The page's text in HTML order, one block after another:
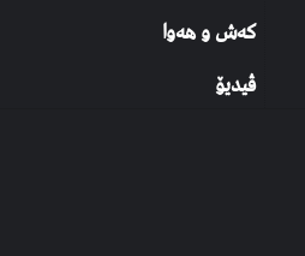
کەش و هەوا
ڤیدیۆ